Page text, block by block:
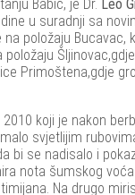
Babić, je Dr. Leo
u suradnji sa
položaju
Primoštena,gdje
koji je nakon
svjetlijim
bi se nadisalo i
nota šumskog
Na drugo